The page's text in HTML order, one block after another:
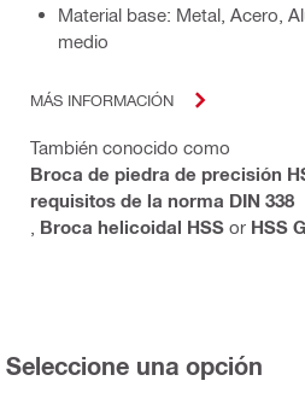
Material base: Metal, Acero,
medio
MÁS INFORMACIÓN
También conocido como
Broca de piedra de precisión
requisitos de la norma DIN 338
Broca helicoidal HSS or HSS G
Seleccione una opción